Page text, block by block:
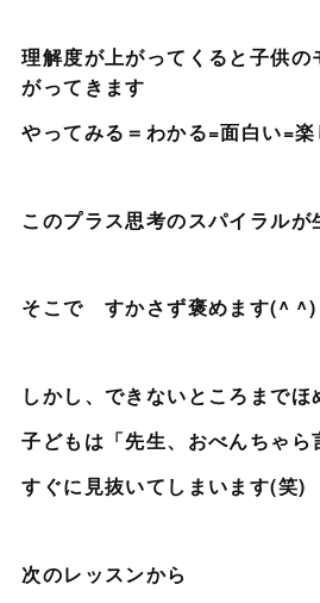
理解度が上がってくると子供の
がってきます
やってみる＝わかる=面白い=
このプラス思考のスパイラルが
そこで すかさず褒めます(^ ^)
しかし、できないところまでほ
子どもは「先生、おべんちゃら
すぐに見抜いてしまいます(笑)
次のレッスンから